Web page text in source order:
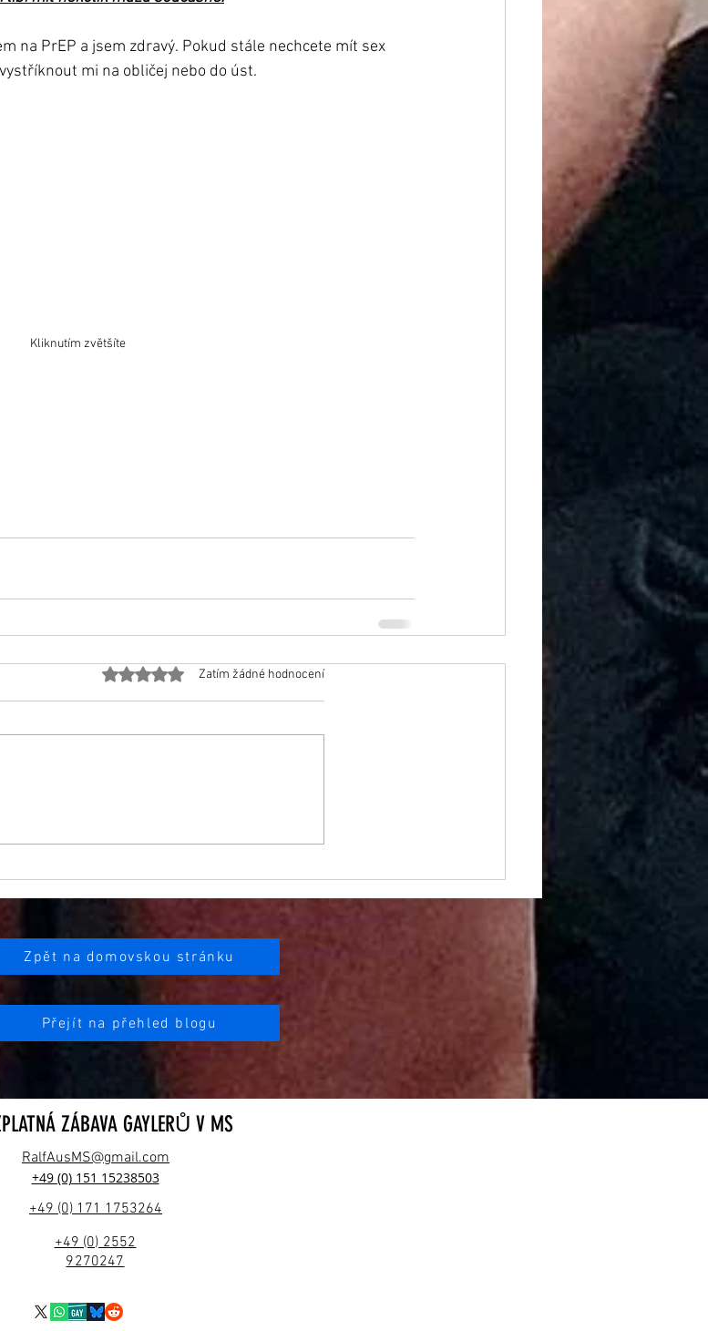
na PrEP a jsem zdravý. Pokud stále nechcete mít sex
mi na obličej nebo do úst.
Kliknutím zvětšíte
Hodnoceno 0 z 5 hvězdiček.
Zatím žádné hodnocení
Zpět na domovskou stránku
Přejít na přehled blogu
ZÁBAVA GAYLERŮ V MS
RalfAusMS@gmail.com
+49 (0) 151 15238503
+49 (0) 171 1753264
+49 (0) 2552
9270247